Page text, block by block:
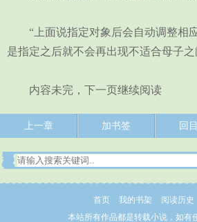
“上面说指定对象后会自动调整相
是指定之后就不会再出现不适合母子
内容未完，下一页继续阅读
上一章 加书签 回
首页 我的书架 阅读历史
本站所有作品都是转载小说，如有